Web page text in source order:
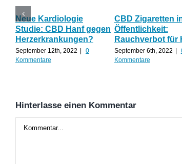
Neue Kardiologie
Studie: CBD Hanf gegen
Herzerkrankungen?
September 12th, 2022 |
0
Kommentare
CBD Zigaretten
Öffentlichkeit:
Rauchverbot für
September 6th, 2022 |
Kommentare
Hinterlasse einen Kommentar